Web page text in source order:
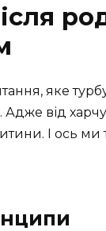
яке
від
І ось ми